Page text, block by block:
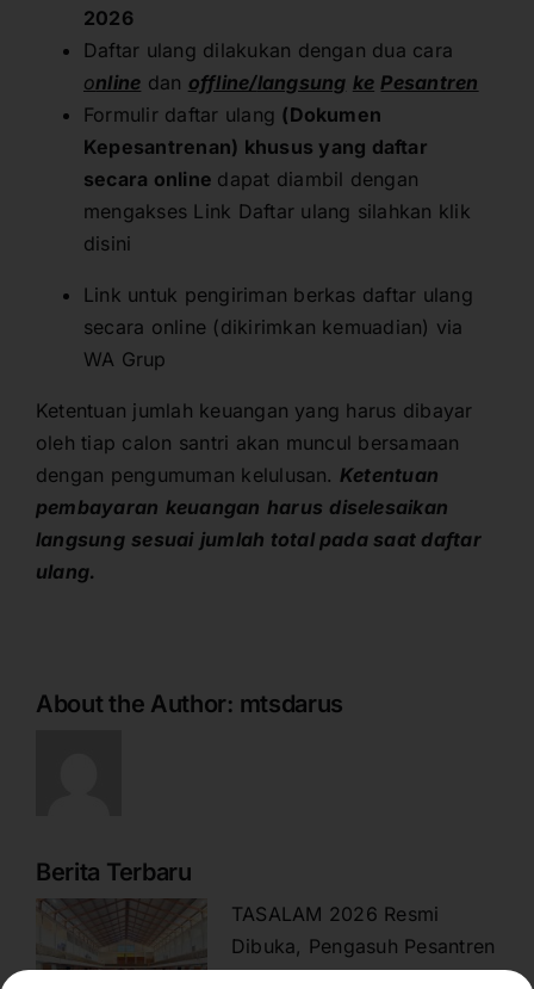
2026
Daftar ulang dilakukan dengan dua cara
online dan offline/langsung ke Pesantren
Formulir daftar ulang (Dokumen
Kepesantrenan) khusus yang daftar
secara online dapat diambil dengan
mengakses Link Daftar ulang silahkan klik
disini
Link untuk pengiriman berkas daftar ulang
secara online (dikirimkan kemuadian) via
WA Grup
Ketentuan jumlah keuangan yang harus dibayar
oleh tiap calon santri akan muncul bersamaan
dengan pengumuman kelulusan. Ketentuan
pembayaran keuangan harus diselesaikan
langsung sesuai jumlah total pada saat daftar
ulang.
About the Author: mtsdarus
Berita Terbaru
TASALAM 2026 Resmi
Dibuka, Pengasuh Pesantren